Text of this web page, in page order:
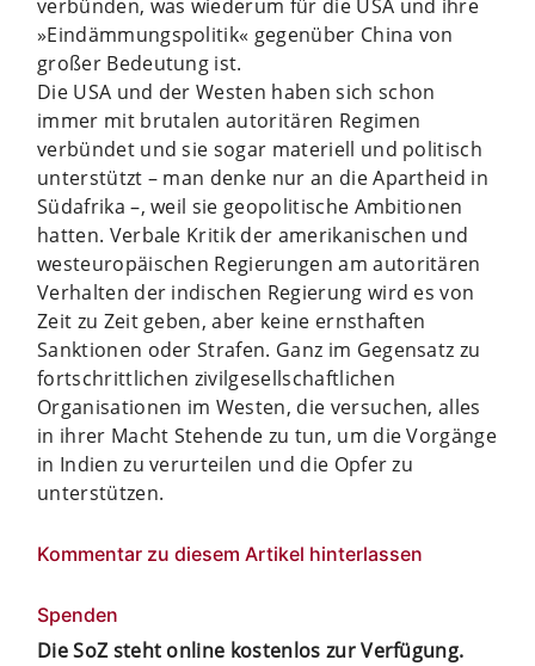
verbünden, was wiederum für die USA und ihre
»Eindämmungspolitik« gegenüber China von
großer Bedeutung ist.
Die USA und der Westen haben sich schon
immer mit brutalen autoritären Regimen
verbündet und sie sogar materiell und politisch
unterstützt – man denke nur an die Apartheid in
Südafrika –, weil sie geopolitische Ambitionen
hatten. Verbale Kritik der amerikanischen und
westeuropäischen Regierungen am autoritären
Verhalten der indischen Regierung wird es von
Zeit zu Zeit geben, aber keine ernsthaften
Sanktionen oder Strafen. Ganz im Gegensatz zu
fortschrittlichen zivilgesellschaftlichen
Organisationen im Westen, die versuchen, alles
in ihrer Macht Stehende zu tun, um die Vorgänge
in Indien zu verurteilen und die Opfer zu
unterstützen.
Kommentar zu diesem Artikel hinterlassen
Spenden
Die SoZ steht online kostenlos zur Verfügung.